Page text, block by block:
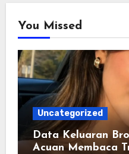
You Missed
Uncategorized
Data Keluaran
Acuan Membaca